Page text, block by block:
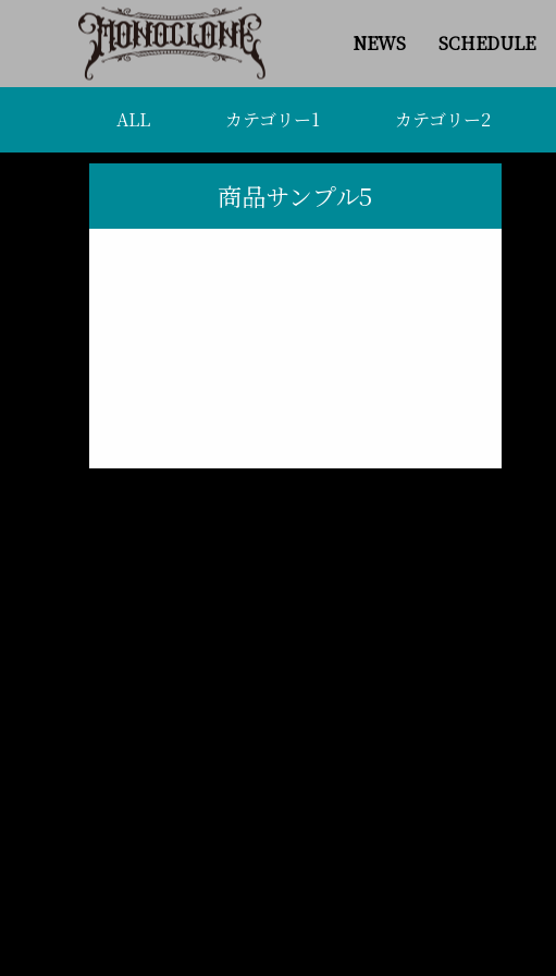
NEWS SCHEDULE
ALL カテゴリー1 カテゴリー2
商品サンプル5